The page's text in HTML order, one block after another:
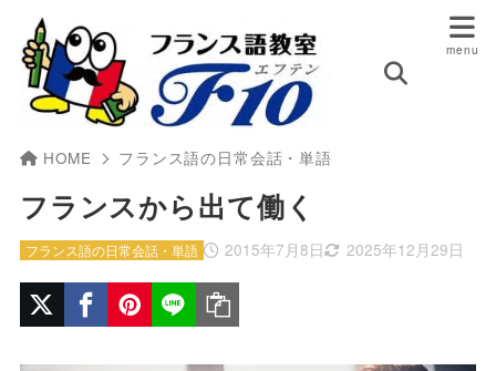
HOME フランス語の日常会話・単語
フランスから出て働く
2015年7月8日 2025年12月29日
フランス語の日常会話・単語